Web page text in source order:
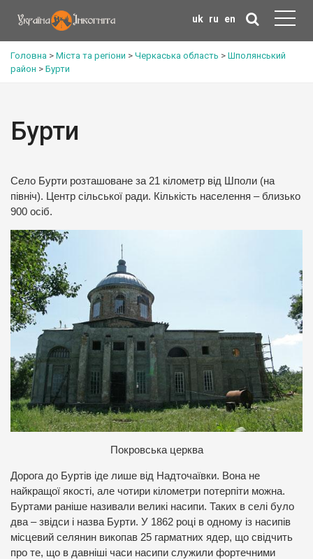
uk ru en
Головна > Міста та регіони > Черкаська область > Шполянський
район > Бурти
Бурти
Cело Бурти розташоване за 21 кілометр від Шполи (на
північ). Центр сільської ради. Кількість населення – близько
900 осіб.
Покровська церква
Дорога до Буртів іде лише від Надточаївки. Вона не
найкращої якості, але чотири кілометри потерпіти можна.
Буртами раніше називали великі насипи. Таких в селі було
два – звідси і назва Бурти. У 1862 році в одному із насипів
місцевий селянин викопав 25 гарматних ядер, що свідчить
про те, що в давніші часи насипи служили фортечними